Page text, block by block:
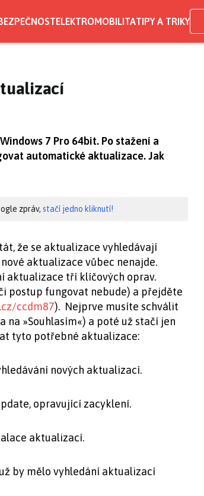
ELEKTROMOBILITATIPY A TRIKY
7 Pro 64bit. Po stažení a
automatické aktualizace. Jak
zpráv, stačí jedno kliknutí!
že se aktualizace vyhledávají
aktualizace vůbec nenajde.
aktualizace tří klíčových oprav.
postup fungovat nebude) a přejděte
ccdm87). Nejprve musíte schválit
»Souhlasím«) a poté už stačí jen
tyto potřebné aktualizace:
nových aktualizací.
opravující zacyklení.
aktualizací.
by mělo vyhledání aktualizací